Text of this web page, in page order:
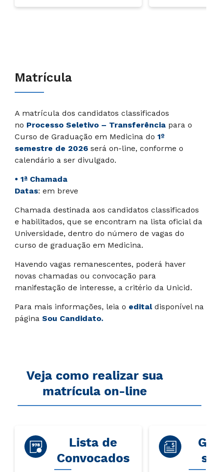
Matrícula
A matrícula dos candidatos classificados
no Processo Seletivo – Transferência para o
Curso de Graduação em Medicina do 1º
semestre de 2026 será on-line, conforme o
calendário a ser divulgado.
• 1ª Chamada
Datas: em breve
Chamada destinada aos candidatos classificados
e habilitados, que se encontram na lista oficial da
Universidade, dentro do número de vagas do
curso de graduação em Medicina.
Havendo vagas remanescentes, poderá haver
novas chamadas ou convocação para
manifestação de interesse, a critério da Unicid.
Para mais informações, leia o editaldisponível na
página Sou Candidato.
Veja como realizar sua
matrícula on-line
Lista de
Convocados